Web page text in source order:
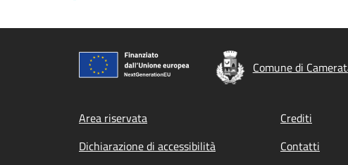
Comune di
Footer menu
Area riservata Crediti
Dichiarazione di accessibilità
Contatti